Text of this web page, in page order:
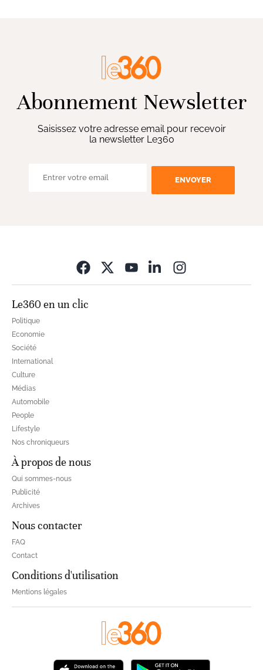
Abonnement Newsletter
Saisissez votre adresse email pour recevoir
la newsletter Le360
ENVOYER
Le360 en un clic
Politique
Economie
Société
International
Culture
Médias
Automobile
People
Lifestyle
Nos chroniqueurs
À propos de nous
Qui sommes-nous
Publicité
Archives
Nous contacter
FAQ
Contact
Conditions d'utilisation
Mentions légales